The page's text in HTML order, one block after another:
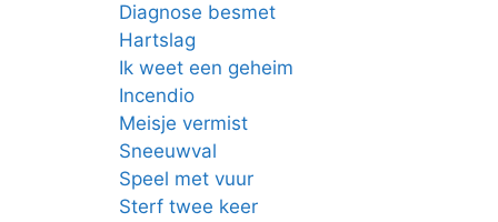
Diagnose besmet
Hartslag
Ik weet een geheim
Incendio
Meisje vermist
Sneeuwval
Speel met vuur
Sterf twee keer